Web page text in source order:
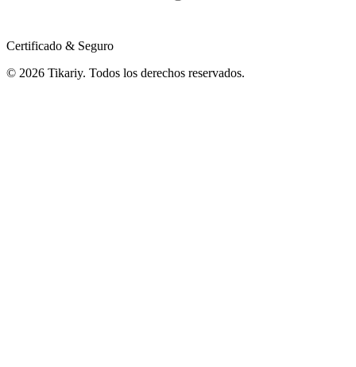
Certificado & Seguro
© 2026 Tikariy. Todos los derechos reservados.